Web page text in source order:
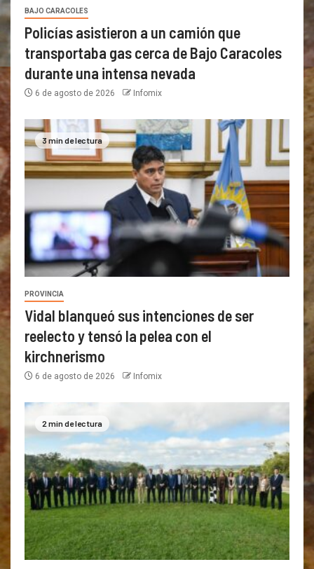
BAJO CARACOLES
Policías asistieron a un camión que
transportaba gas cerca de Bajo Caracoles
durante una intensa nevada
6 de agosto de 2026 Infomix
3 min de lectura
PROVINCIA
Vidal blanqueó sus intenciones de ser
reelecto y tensó la pelea con el
kirchnerismo
6 de agosto de 2026 Infomix
2 min de lectura